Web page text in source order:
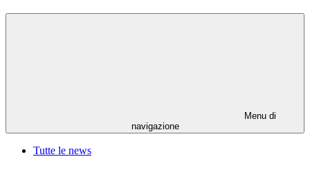
Menu di
navigazione
Tutte le news